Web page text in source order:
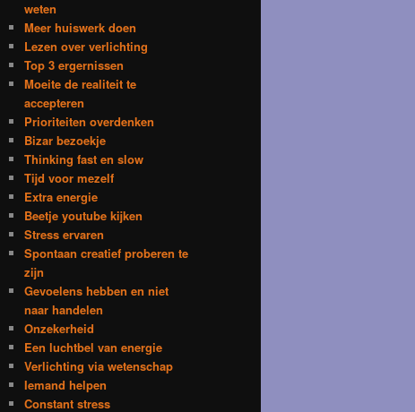
weten
Meer huiswerk doen
Lezen over verlichting
Top 3 ergernissen
Moeite de realiteit te
accepteren
Prioriteiten overdenken
Bizar bezoekje
Thinking fast en slow
Tijd voor mezelf
Extra energie
Beetje youtube kijken
Stress ervaren
Spontaan creatief proberen te
zijn
Gevoelens hebben en niet
naar handelen
Onzekerheid
Een luchtbel van energie
Verlichting via wetenschap
Iemand helpen
Constant stress